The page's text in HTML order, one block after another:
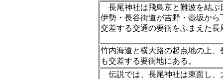
長尾神社は飛鳥京と難波を結ぶ
伊勢・長谷街道が吉野・壺坂か
交差する交通の要衝をふまえた
竹内海道と横大路の起点地の上
も交差する要衝地にある。
伝説では、長尾神社は東面し、